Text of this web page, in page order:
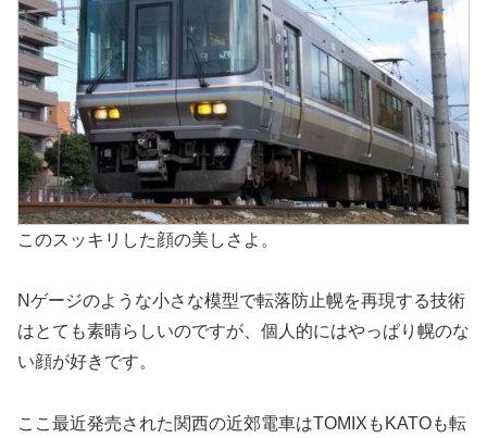
このスッキリした顔の美しさよ。
Nゲージのような小さな模型で転落防止幌を再現する技術
はとても素晴らしいのですが、個人的にはやっぱり幌のな
い顔が好きです。
ここ最近発売された関西の近郊電車はTOMIXもKATOも転